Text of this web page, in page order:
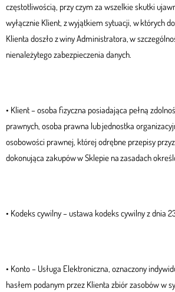
częstotliwością, przy czym za wszelkie skutki
wyłącznie Klient, z wyjątkiem sytuacji, w których
Klienta doszło z winy Administratora, w
nienależytego zabezpieczenia danych.
• Klient – osoba fizyczna posiadająca pełną
prawnych, osoba prawna lub jednostka
osobowości prawnej, której odrębne przepisy
dokonująca zakupów w Sklepie na zasadach
• Kodeks cywilny – ustawa kodeks cywilny z dnia
• Konto – Usługa Elektroniczna, oznaczony
hasłem podanym przez Klienta zbiór zasobów w